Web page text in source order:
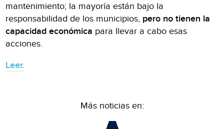
mantenimiento; la mayoría están bajo la
responsabilidad de los municipios, pero no tienen la
capacidad económica para llevar a cabo esas
acciones.
Leer.
Más noticias en: